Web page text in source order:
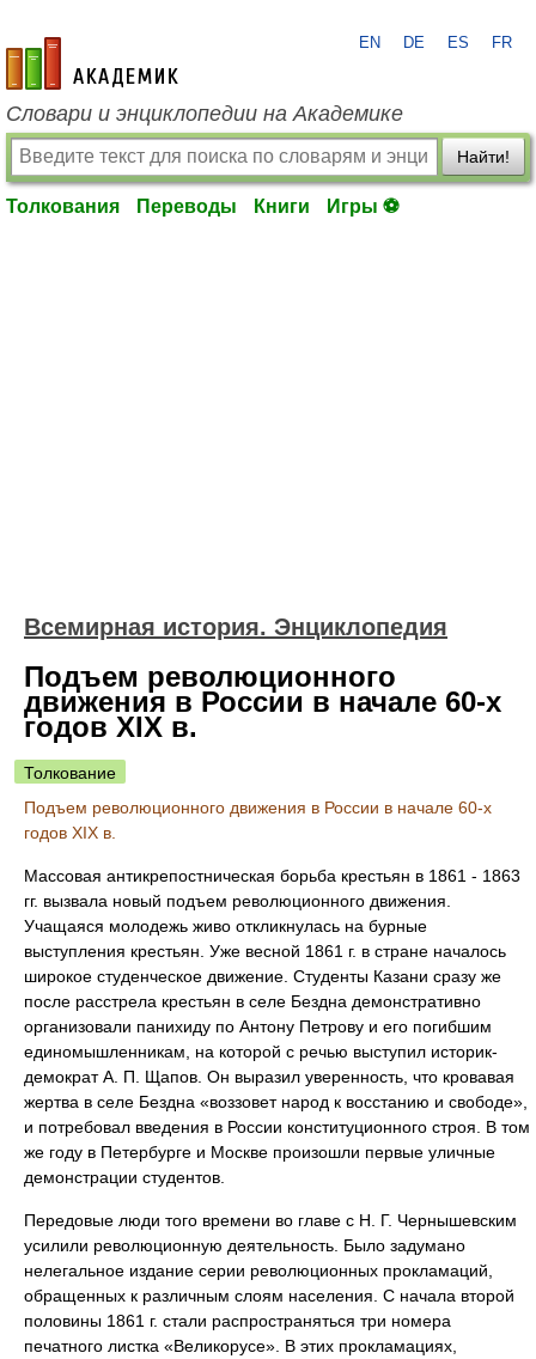
academic.ru
EN DE ES FR
Словари и энциклопедии на Академике
Найти!
Толкования Переводы Книги Игры ⚽
Всемирная история. Энциклопедия
Подъем революционного
движения в России в начале 60-х
годов XIX в.
Толкование
Подъем революционного движения в России в начале 60-х
годов XIX в.
Массовая антикрепостническая борьба крестьян в 1861 - 1863
гг. вызвала новый подъем революционного движения.
Учащаяся молодежь живо откликнулась на бурные
выступления крестьян. Уже весной 1861 г. в стране началось
широкое студенческое движение. Студенты Казани сразу же
после расстрела крестьян в селе Бездна демонстративно
организовали панихиду по Антону Петрову и его погибшим
единомышленникам, на которой с речью выступил историк-
демократ А. П. Щапов. Он выразил уверенность, что кровавая
жертва в селе Бездна «воззовет народ к восстанию и свободе»,
и потребовал введения в России конституционного строя. В том
же году в Петербурге и Москве произошли первые уличные
демонстрации студентов.
Передовые люди того времени во главе с Н. Г. Чернышевским
усилили революционную деятельность. Было задумано
нелегальное издание серии революционных прокламаций,
обращенных к различным слоям населения. С начала второй
половины 1861 г. стали распространяться три номера
печатного листка «Великорусе». В этих прокламациях,